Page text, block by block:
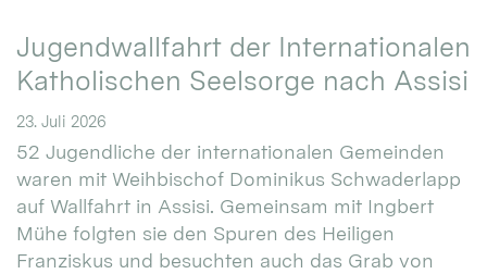
Jugendwallfahrt der Internationalen
Katholischen Seelsorge nach Assisi
23. Juli 2026
52 Jugendliche der internationalen Gemeinden
waren mit Weihbischof Dominikus Schwaderlapp
auf Wallfahrt in Assisi. Gemeinsam mit Ingbert
Mühe folgten sie den Spuren des Heiligen
Franziskus und besuchten auch das Grab von